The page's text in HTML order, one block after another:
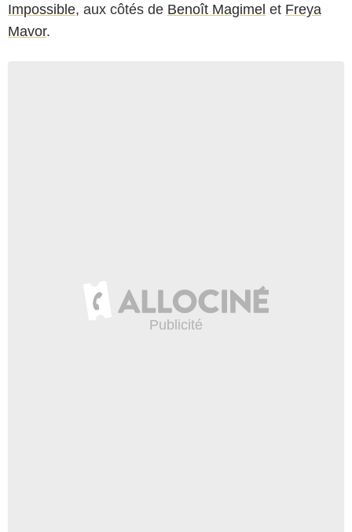
Impossible, aux côtés de Benoît Magimel et Freya
Mavor.